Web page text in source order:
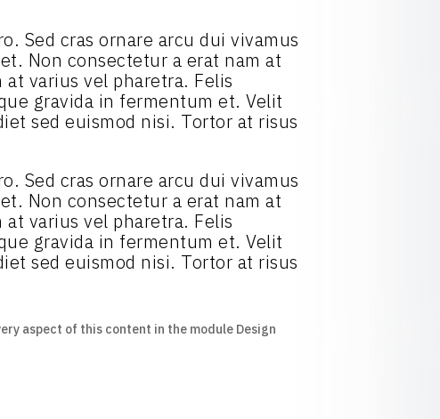
Sed cras ornare arcu dui vivamus
Non consectetur a erat nam at
varius vel pharetra. Felis
gravida in fermentum et. Velit
sed euismod nisi. Tortor at risus
Sed cras ornare arcu dui vivamus
Non consectetur a erat nam at
varius vel pharetra. Felis
gravida in fermentum et. Velit
sed euismod nisi. Tortor at risus
aspect of this content in the module Design